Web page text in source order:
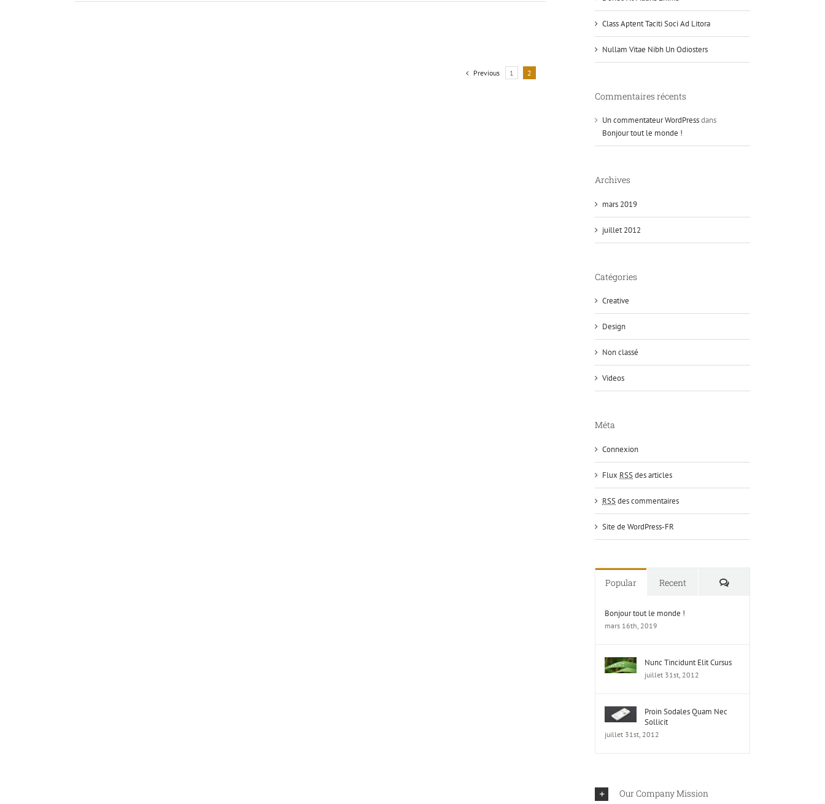
Previous 1 2
Class Aptent Taciti Soci Ad Litora
Nullam Vitae Nibh Un Odiosters
Commentaires récents
Un commentateur WordPressdans
Bonjour tout le monde !
Archives
mars 2019
juillet 2012
Catégories
Creative
Design
Non classé
Videos
Méta
Connexion
Flux RSSdes articles
RSSdes commentaires
Site de WordPress-FR
Popular Recent Comments
Bonjour tout le monde !
mars 16th, 2019
Nunc Tincidunt Elit Cursus
juillet 31st, 2012
Proin Sodales Quam Nec
Sollicit
juillet 31st, 2012
Our Company Mission